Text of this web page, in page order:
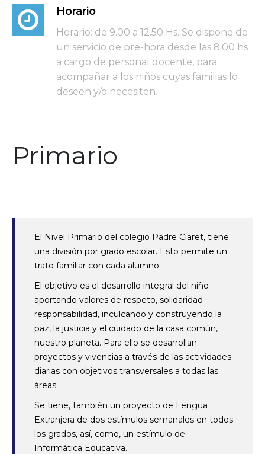
Horario
Horario: de 9.00 a 12.50 Hs. Se dispone de
un servicio de pre-hora desde las 8.00 hs
a cargo de personal docente, para
acompañar a los niños cuyas familias lo
deseen y/o necesiten.
Primario
El Nivel Primario del colegio Padre Claret, tiene
una división por grado escolar. Esto permite un
trato familiar con cada alumno.
El objetivo es el desarrollo integral del niño
aportando valores de respeto, solidaridad
responsabilidad, inculcando y construyendo la
paz, la justicia y el cuidado de la casa común,
nuestro planeta. Para ello se desarrollan
proyectos y vivencias a través de las actividades
diarias con objetivos transversales a todas las
áreas.
Se tiene, también un proyecto de Lengua
Extranjera de dos estímulos semanales en todos
los grados, así, como, un estímulo de
Informática Educativa.